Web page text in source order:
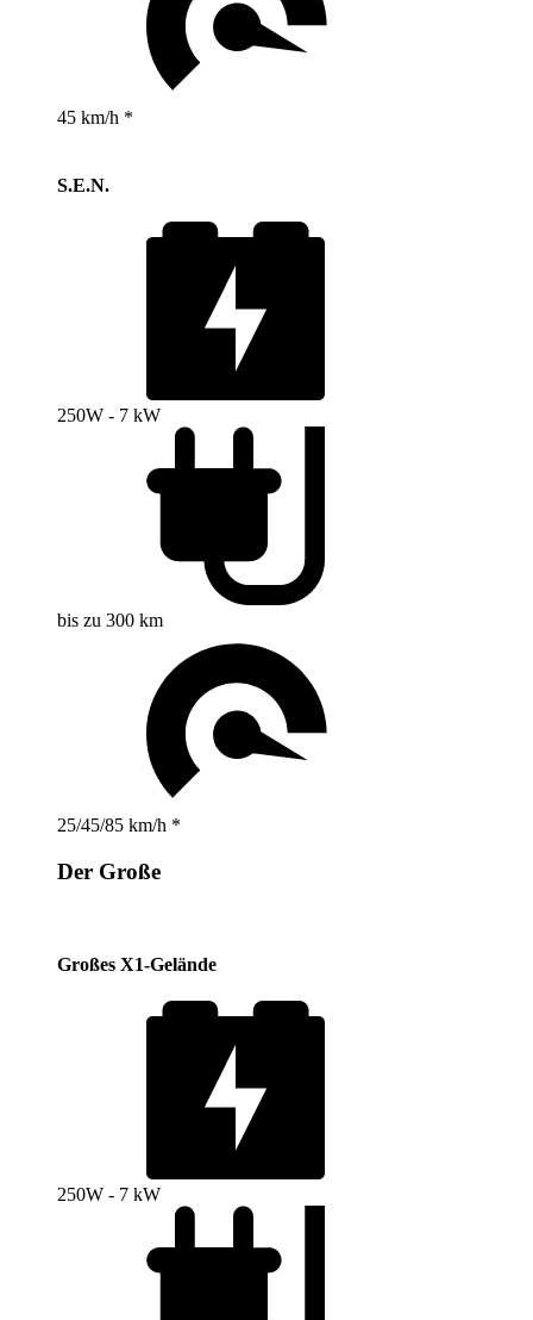
45 km/h *
S.E.N.
250W - 7 kW
bis zu 300 km
25/45/85 km/h *
Der Große
Großes X1-Gelände
250W - 7 kW